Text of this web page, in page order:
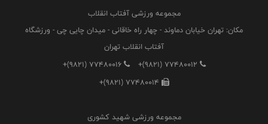
مجموعه ورزشی آفتاب انقلاب
مکان: تهران خیابان دماوند - چهار راه خاقانی - میدان چایی چی - ورزشگاه
آفتاب انقلاب تهران
+(9821) 77480012
+(9821) 77480016
+(9821) 77480014
مجموعه ورزشی شهید کشوری